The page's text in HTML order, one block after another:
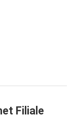
Filiale